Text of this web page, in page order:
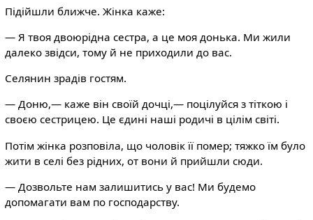
Підійшли ближче. Жінка каже:
— Я твоя двоюрідна сестра, а це моя донька. Ми жили
далеко звідси, тому й не приходили до вас.
Селянин зрадів гостям.
— Доню,— каже він своїй дочці,— поцілуйся з тіткою і
своєю сестрицею. Це єдині наші родичі в цілім світі.
Потім жінка розповіла, що чоловік її помер; тяжко їм було
жити в селі без рідних, от вони й прийшли сюди.
— Дозвольте нам залишитись у вас! Ми будемо
допомагати вам по господарству.